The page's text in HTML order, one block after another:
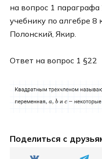
на вопрос 1
учебнику по алгебре 8
Полонский, Якир.
Ответ на вопрос 1 §22
Поделиться с